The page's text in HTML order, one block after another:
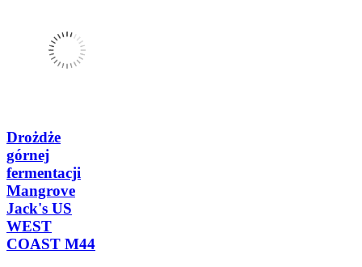
Drożdże
górnej
fermentacji
Mangrove
Jack's US
WEST
COAST M44